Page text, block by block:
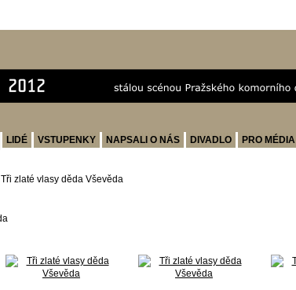
LIDÉ VSTUPENKY NAPSALI O NÁS DIVADLO PRO MÉDIA
Tři zlaté vlasy děda Vševěda